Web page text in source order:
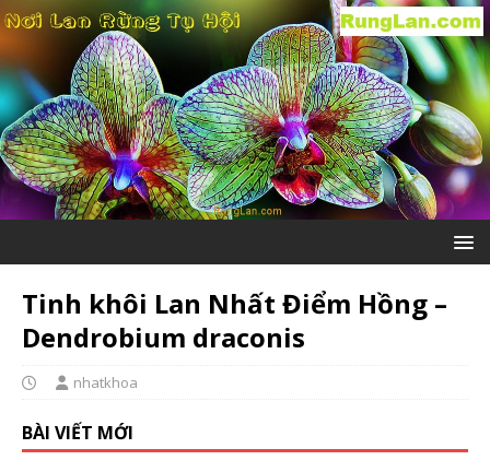
Tinh khôi Lan Nhất Điểm Hồng –
Dendrobium draconis
nhatkhoa
BÀI VIẾT MỚI